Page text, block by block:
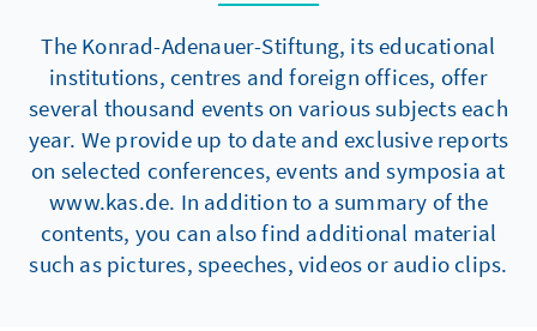
The Konrad-Adenauer-Stiftung, its educational
institutions, centres and foreign offices, offer
several thousand events on various subjects each
year. We provide up to date and exclusive reports
on selected conferences, events and symposia at
www.kas.de. In addition to a summary of the
contents, you can also find additional material
such as pictures, speeches, videos or audio clips.